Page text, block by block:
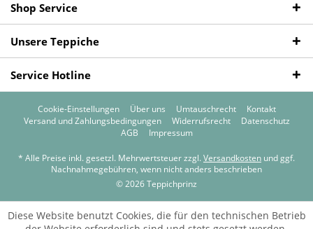
Shop Service
Unsere Teppiche
Service Hotline
Cookie-Einstellungen Über uns Umtauschrecht
Kontakt
Versand und Zahlungsbedingungen
Widerrufsrecht
Datenschutz
AGB
Impressum
* Alle Preise inkl. gesetzl. Mehrwertsteuer zzgl. Versandkosten und ggf.
Nachnahmegebühren, wenn nicht anders beschrieben
© 2026 Teppichprinz
Diese Website benutzt Cookies, die für den technischen Betrieb